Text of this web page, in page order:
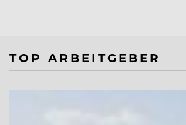
TOP ARBEITGEBER